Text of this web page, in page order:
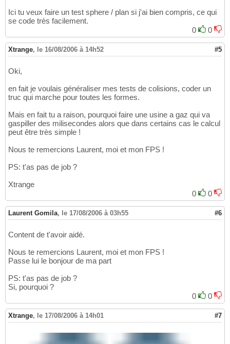
Ici tu veux faire un test sphere / plan si j'ai bien compris, ce qui
se code très facilement.
0
0
Xtrange, le 16/08/2006 à 14h52 #5
Oki,
en fait je voulais généraliser mes tests de colisions, coder un
truc qui marche pour toutes les formes.
Mais en fait tu a raison, pourquoi faire une usine a gaz qui va
gaspiller des milisecondes alors que dans certains cas le calcul
peut être très simple !
Nous te remercions Laurent, moi et mon FPS !
PS: t'as pas de job ?
Xtrange
0
0
Laurent Gomila, le 17/08/2006 à 03h55 #6
Content de t'avoir aidé.
Nous te remercions Laurent, moi et mon FPS !
Passe lui le bonjour de ma part
PS: t'as pas de job ?
Si, pourquoi ?
0
0
Xtrange, le 17/08/2006 à 14h01 #7